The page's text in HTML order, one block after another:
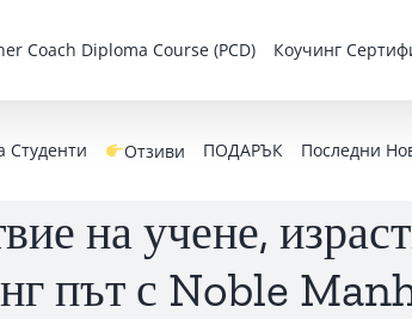
Coach Diploma Course (PCD) Коучинг
Студенти Отзиви ПОДАРЪК Последни
на учене,
път с Noble